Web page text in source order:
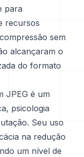
para
recursos
sem
alcançaram o
do formato
JPEG é um
psicologia
Seu uso
na redução
um nível de